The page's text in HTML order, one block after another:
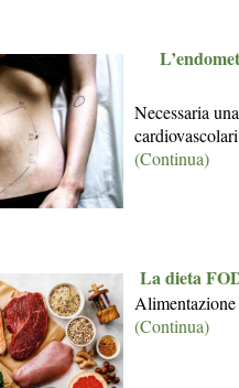
Necessaria
(Continua)
La dieta
(Continua)